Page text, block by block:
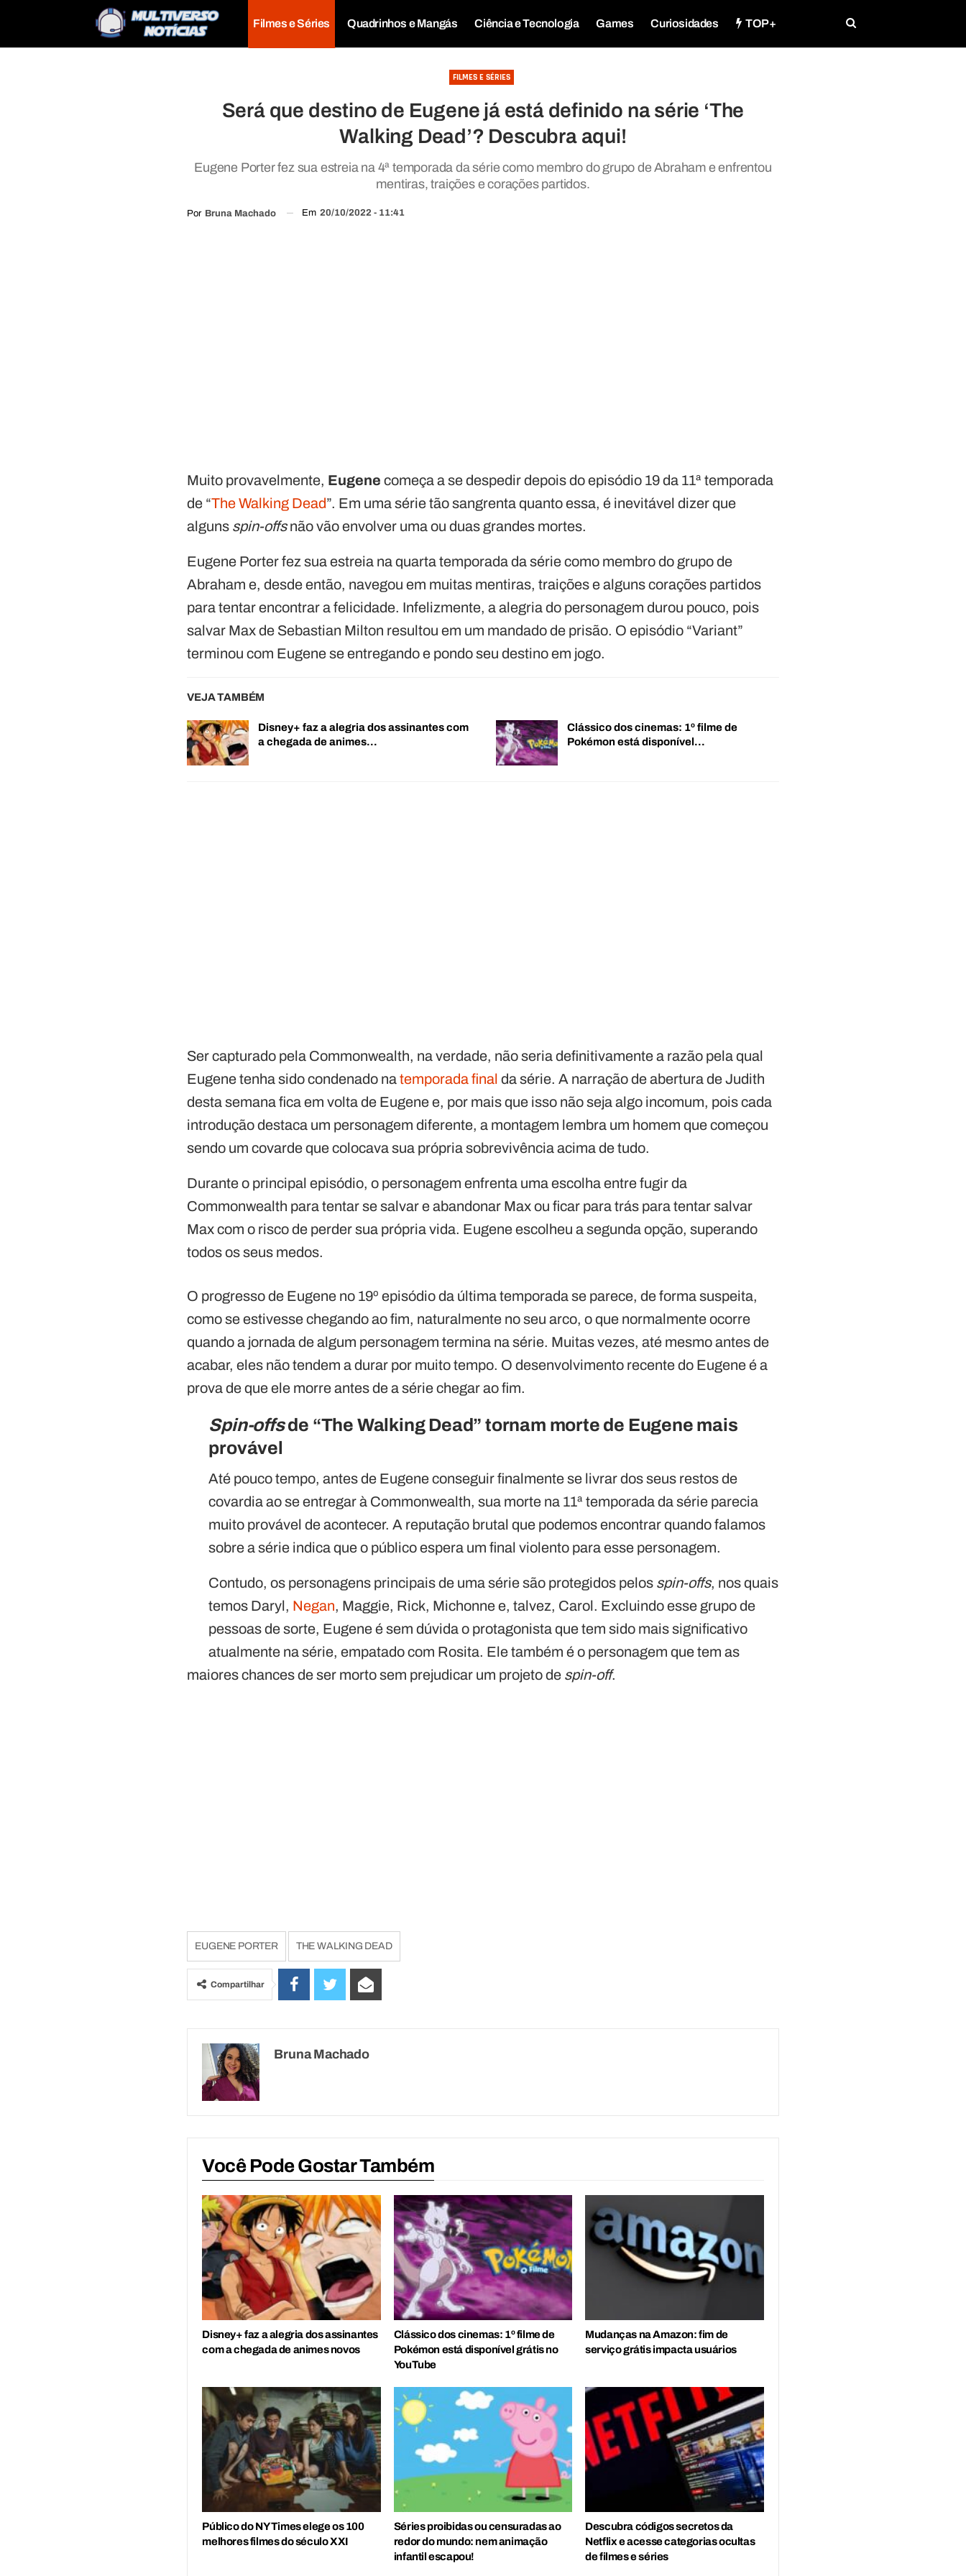
Filmes e Séries Quadrinhos e Mangás Ciência e Tecnologia Games Curiosidades TOP+
FILMES E SÉRIES
Será que destino de Eugene já está definido na série ‘The
Walking Dead’? Descubra aqui!
Eugene Porter fez sua estreia na 4ª temporada da série como membro do grupo de Abraham e enfrentou
mentiras, traições e corações partidos.
Por Bruna Machado Em 20/10/2022 - 11:41
Muito provavelmente, Eugene começa a se despedir depois do episódio 19 da 11ª temporada
de “The Walking Dead”. Em uma série tão sangrenta quanto essa, é inevitável dizer que
alguns spin-offsnão vão envolver uma ou duas grandes mortes.
Eugene Porter fez sua estreia na quarta temporada da série como membro do grupo de
Abraham e, desde então, navegou em muitas mentiras, traições e alguns corações partidos
para tentar encontrar a felicidade. Infelizmente, a alegria do personagem durou pouco, pois
salvar Max de Sebastian Milton resultou em um mandado de prisão. O episódio “Variant”
terminou com Eugene se entregando e pondo seu destino em jogo.
VEJA TAMBÉM
Disney+ faz a alegria dos assinantes com
a chegada de animes…
Clássico dos cinemas: 1º filme de
Pokémon está disponível…
Ser capturado pela Commonwealth, na verdade, não seria definitivamente a razão pela qual
Eugene tenha sido condenado natemporada final da série. A narração de abertura de Judith
desta semana fica em volta de Eugene e, por mais que isso não seja algo incomum, pois cada
introdução destaca um personagem diferente, a montagem lembra um homem que começou
sendo um covarde que colocava sua própria sobrevivência acima de tudo.
Durante o principal episódio, o personagem enfrenta uma escolha entre fugir da
Commonwealth para tentar se salvar e abandonar Max ou ficar para trás para tentar salvar
Max com o risco de perder sua própria vida. Eugene escolheu a segunda opção, superando
todos os seus medos.
O progresso de Eugene no 19º episódio da última temporada se parece, de forma suspeita,
como se estivesse chegando ao fim, naturalmente no seu arco, o que normalmente ocorre
quando a jornada de algum personagem termina na série. Muitas vezes, até mesmo antes de
acabar, eles não tendem a durar por muito tempo. O desenvolvimento recente do Eugene é a
prova de que ele morre antes de a série chegar ao fim.
Spin-offsde “The Walking Dead” tornam morte de Eugene mais
provável
Até pouco tempo, antes de Eugene conseguir finalmente se livrar dos seus restos de
covardia ao se entregar à Commonwealth, sua morte na 11ª temporada da série parecia
muito provável de acontecer. A reputação brutal que podemos encontrar quando falamos
sobre a série indica que o público espera um final violento para esse personagem.
Contudo, os personagens principais de uma série são protegidos pelos spin-offs, nos quais
temos Daryl, Negan, Maggie, Rick, Michonne e, talvez, Carol. Excluindo esse grupo de
pessoas de sorte, Eugene é sem dúvida o protagonista que tem sido mais significativo
atualmente na série, empatado com Rosita. Ele também é o personagem que tem as
maiores chances de ser morto sem prejudicar um projeto de spin-off.
EUGENE PORTER THE WALKING DEAD
Compartilhar
Bruna Machado
Você Pode Gostar Também
Disney+ faz a alegria dos assinantes
com a chegada de animes novos
Clássico dos cinemas: 1º filme de
Pokémon está disponível grátis no
YouTube
Mudanças na Amazon: fim de
serviço grátis impacta usuários
Público do NY Times elege os 100
melhores filmes do século XXI
Séries proibidas ou censuradas ao
redor do mundo: nem animação
infantil escapou!
Descubra códigos secretos da
Netflix e acesse categorias ocultas
de filmes e séries